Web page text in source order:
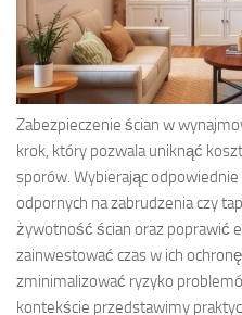
Zabezpieczenie ścian w
krok, który pozwala uniknąć
sporów. Wybierając
odpornych na zabrudzenia czy
żywotność ścian oraz poprawić
zainwestować czas w ich
zminimalizować ryzyko
kontekście przedstawimy